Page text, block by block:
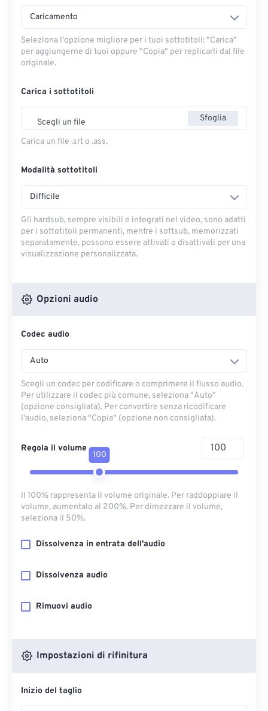
Caricamento
Seleziona l'opzione migliore per i tuoi sottotitoli: "Carica" ​​
per aggiungerne di tuoi oppure "Copia" per replicarli dal file
originale.
Carica i sottotitoli
Scegli un file Sfoglia
Carica un file .srt o .ass.
Modalità sottotitoli
Difficile
Gli hardsub, sempre visibili e integrati nel video, sono adatti
per i sottotitoli permanenti, mentre i softsub, memorizzati
separatamente, possono essere attivati ​​o disattivati ​​per una
visualizzazione personalizzata.
Opzioni audio
Codec audio
Auto
Scegli un codec per codificare o comprimere il flusso audio.
Per utilizzare il codec più comune, seleziona "Auto"
(opzione consigliata). Per convertire senza ricodificare
l'audio, seleziona "Copia" (opzione non consigliata).
Regola il volume
100
Il 100% rappresenta il volume originale. Per raddoppiare il
volume, aumentalo al 200%. Per dimezzare il volume,
seleziona il 50%.
Dissolvenza in entrata dell'audio
Dissolvenza audio
Rimuovi audio
Impostazioni di rifinitura
Inizio del taglio